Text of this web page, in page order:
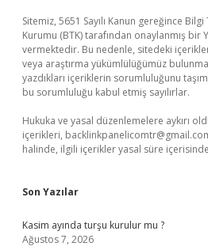
Sitemiz, 5651 Sayılı Kanun gereğince
Kurumu (BTK) tarafından onaylanmış bir
vermektedir. Bu nedenle, sitedeki
veya araştırma yükümlülüğümüz
yazdıkları içeriklerin sorumluluğunu
bu sorumluluğu kabul etmiş sayılırlar.
Hukuka ve yasal düzenlemelere aykırı
içerikleri,
halinde, ilgili içerikler yasal süre
Son Yazılar
Kasim ayında turşu kurulur mu ?
Ağustos 7, 2026